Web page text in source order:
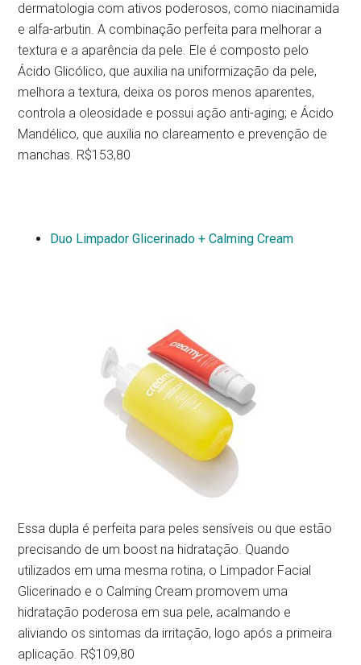
dermatologia com ativos poderosos, como niacinamida
e alfa-arbutin. A combinação perfeita para melhorar a
textura e a aparência da pele. Ele é composto pelo
Ácido Glicólico, que auxilia na uniformização da pele,
melhora a textura, deixa os poros menos aparentes,
controla a oleosidade e possui ação anti-aging; e Ácido
Mandélico, que auxilia no clareamento e prevenção de
manchas. R$153,80
Duo Limpador Glicerinado + Calming Cream
Essa dupla é perfeita para peles sensíveis ou que estão
precisando de um boost na hidratação. Quando
utilizados em uma mesma rotina, o Limpador Facial
Glicerinado e o Calming Cream promovem uma
hidratação poderosa em sua pele, acalmando e
aliviando os sintomas da irritação, logo após a primeira
aplicação. R$109,80